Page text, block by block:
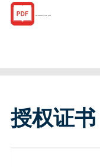
R180665231.pdf
授权证书